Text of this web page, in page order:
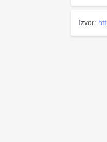
Izvor: